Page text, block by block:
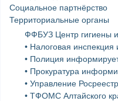
Социальное партнёрство
Территориальные органы
ФФБУЗ Центр гигиены
• Налоговая
• Полиция
• Прокуратура
• Управление
• ТФОМС Алтайского